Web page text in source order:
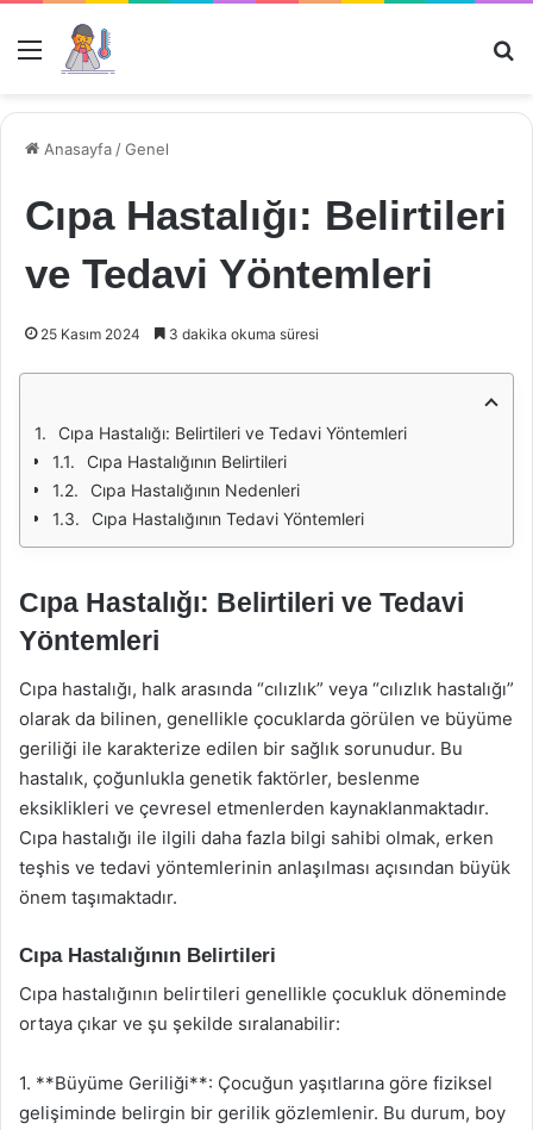
Menü
Anasayfa /Genel
Cıpa Hastalığı: Belirtileri
ve Tedavi Yöntemleri
25 Kasım 2024 3 dakika okuma süresi
Cıpa Hastalığı: Belirtileri ve Tedavi Yöntemleri
Cıpa Hastalığının Belirtileri
Cıpa Hastalığının Nedenleri
Cıpa Hastalığının Tedavi Yöntemleri
Cıpa Hastalığı: Belirtileri ve Tedavi
Yöntemleri
Cıpa hastalığı, halk arasında “cılızlık” veya “cılızlık hastalığı”
olarak da bilinen, genellikle çocuklarda görülen ve büyüme
geriliği ile karakterize edilen bir sağlık sorunudur. Bu
hastalık, çoğunlukla genetik faktörler, beslenme
eksiklikleri ve çevresel etmenlerden kaynaklanmaktadır.
Cıpa hastalığı ile ilgili daha fazla bilgi sahibi olmak, erken
teşhis ve tedavi yöntemlerinin anlaşılması açısından büyük
önem taşımaktadır.
Cıpa Hastalığının Belirtileri
Cıpa hastalığının belirtileri genellikle çocukluk döneminde
ortaya çıkar ve şu şekilde sıralanabilir:
1. **Büyüme Geriliği**: Çocuğun yaşıtlarına göre fiziksel
gelişiminde belirgin bir gerilik gözlemlenir. Bu durum, boy